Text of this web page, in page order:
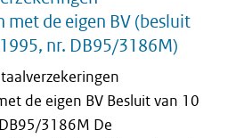
met de eigen BV (besluit
nr. DB95/3186M)
de eigen BV Besluit van 10
3186M De